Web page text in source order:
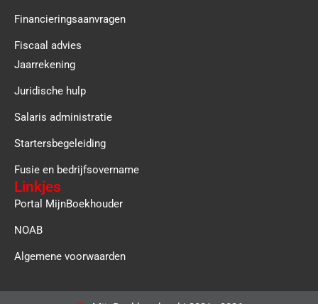
Financieringsaanvragen
Fiscaal advies
Jaarrekening
Juridische hulp
Salaris administratie
Startersbegeleiding
Fusie en bedrijfsovername
Linkjes
Portal MijnBoekhouder
NOAB
Algemene voorwaarden